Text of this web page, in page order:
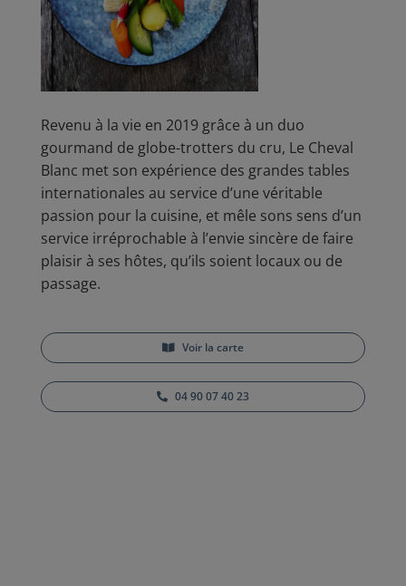
Revenu à la vie en 2019 grâce à un duo
gourmand de globe-trotters du cru, Le Cheval
Blanc met son expérience des grandes tables
internationales au service d’une véritable
passion pour la cuisine, et mêle sons sens d’un
service irréprochable à l’envie sincère de faire
plaisir à ses hôtes, qu’ils soient locaux ou de
passage.
Voir la carte
04 90 07 40 23